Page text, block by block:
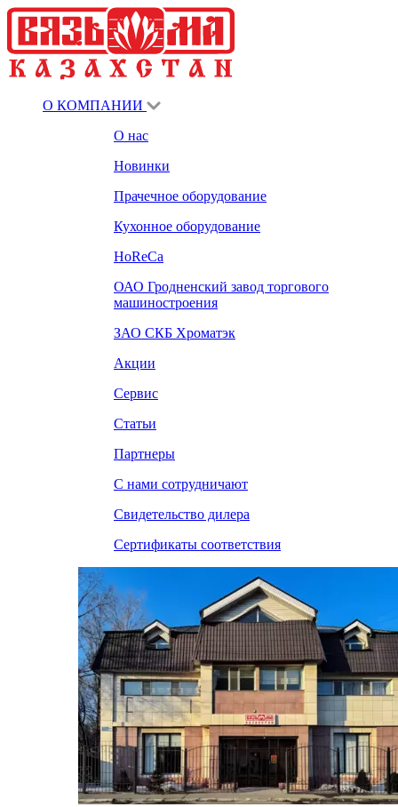
О КОМПАНИИ
О нас
Новинки
Прачечное оборудование
Кухонное оборудование
HoReCa
ОАО Гродненский завод торгового
машиностроения
ЗАО СКБ Хроматэк
Акции
Сервис
Статьи
Партнеры
С нами сотрудничают
Свидетельство дилера
Сертификаты соответствия